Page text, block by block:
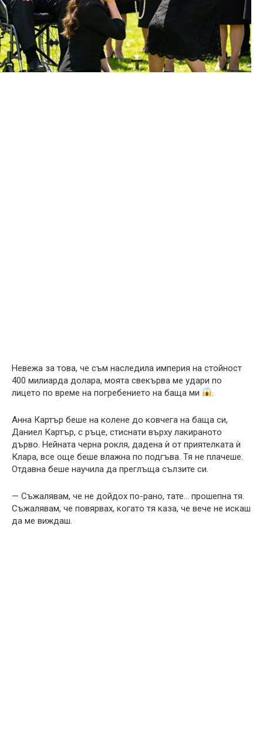
Невежа за това, че съм наследила империя на стойност
400 милиарда долара, моята свекърва ме удари по
лицето по време на погребението на баща ми
.
Анна Картър беше на колене до ковчега на баща си,
Даниел Картър, с ръце, стиснати върху лакираното
дърво. Нейната черна рокля, дадена ѝ от приятелката ѝ
Клара, все още беше влажна по подгъва. Тя не плачеше.
Отдавна беше научила да преглъща сълзите си.
— Съжалявам, че не дойдох по-рано, тате… прошепна тя.
Съжалявам, че повярвах, когато тя каза, че вече не искаш
да ме виждаш.